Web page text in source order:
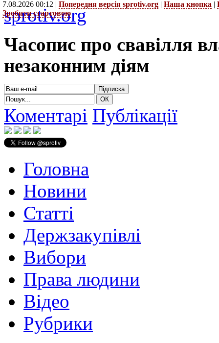
7.08.2026 00:12 | Попередня версія sprotiv.org | Наша кнопка |
Зробити стартовою
sprotiv.org
Часопис про свавілля
незаконним діям
Коментарі Публікації
Головна
Новини
Статті
Держзакупівлі
Вибори
Права людини
Відео
Рубрики